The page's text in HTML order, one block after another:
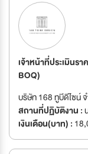
เจ้าหน้าที่ประเมินร
BOQ)
บริษัท 168 ทูบีดีไซน์
สถานที่ปฏิบัติงาน :
เงินเดือน(บาท) :